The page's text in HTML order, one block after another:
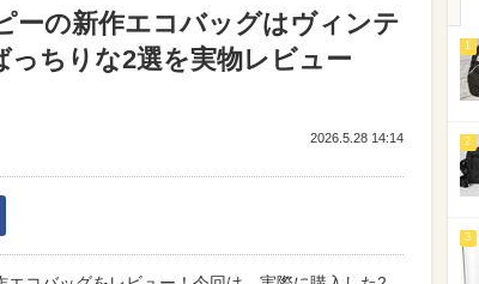
ーの新作エコバッグはヴィンテ
っちりな2選を実物レビュー
2026.5.28 14:14
1
2
3